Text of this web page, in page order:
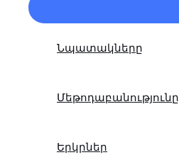
Նպատակները
Մեթոդաբանությունը
Երկրներ